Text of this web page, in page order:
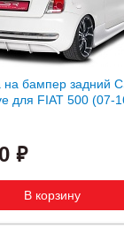
на бампер задний
для FIAT 500 (07-